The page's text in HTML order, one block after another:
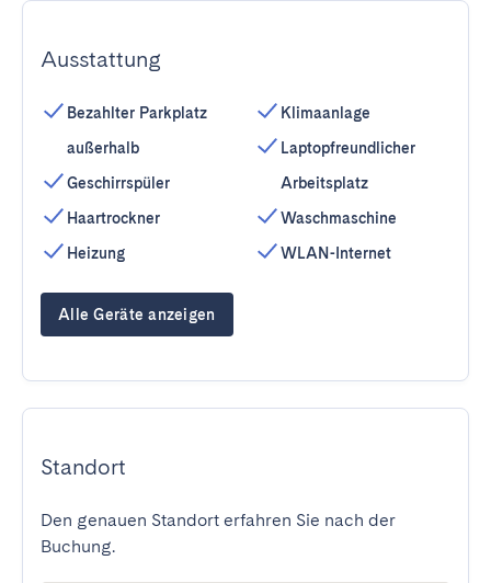
Ausstattung
Bezahlter Parkplatz
außerhalb
Geschirrspüler
Haartrockner
Heizung
Klimaanlage
Laptopfreundlicher
Arbeitsplatz
Waschmaschine
WLAN-Internet
Alle Geräte anzeigen
Standort
Den genauen Standort erfahren Sie nach der
Buchung.